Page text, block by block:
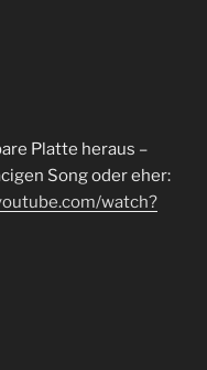
Platte heraus –
Song oder eher:
watch?